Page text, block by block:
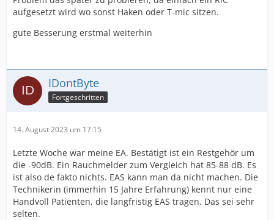
aufgesetzt wird wo sonst Haken oder T-mic sitzen.
gute Besserung erstmal weiterhin
IDontByte
Fortgeschritten
14. August 2023 um 17:15
Letzte Woche war meine EA. Bestätigt ist ein Restgehör um
die -90dB. Ein Rauchmelder zum Vergleich hat 85-88 dB. Es
ist also de fakto nichts. EAS kann man da nicht machen. Die
Technikerin (immerhin 15 Jahre Erfahrung) kennt nur eine
Handvoll Patienten, die langfristig EAS tragen. Das sei sehr
selten.